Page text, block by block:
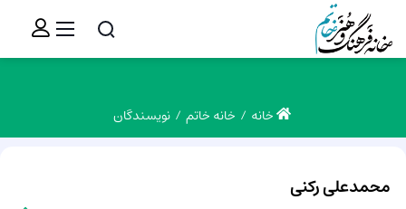
خانه خانه خاتم نویسندگان
محمدعلی رکنی